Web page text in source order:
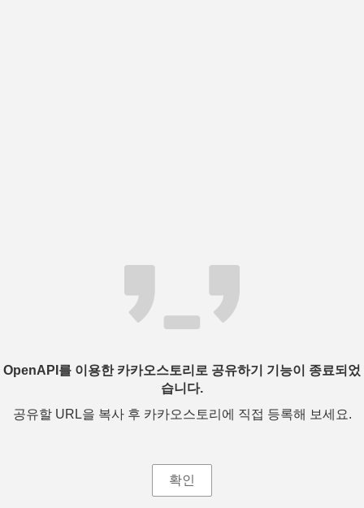
OpenAPI를 이용한 카카오스토리로 공유하기 기능이 종료되었
습니다.
공유할 URL을 복사 후 카카오스토리에 직접 등록해 보세요.
확인